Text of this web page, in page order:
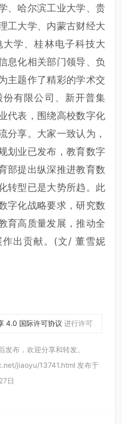
、哈尔滨工业大学、贵
工大学、内蒙古财经大
学、桂林电子科技大
息化相关部门领导、负
主题作了精彩的学术交
有限公司、新开普集
代表，围绕高校数字化
分享。大家一致认为，
划业已发布，教育数字
部提出纵深推进教育数
转型已是大势所趋。此
字化战略要求，研究数
育高质量发展，推动全
出贡献。(文/ 董雪妮
4.0 国际许可协议 进行许可
发布，欢迎分享和转发。
jiaoyu/13741.html 发布于
日